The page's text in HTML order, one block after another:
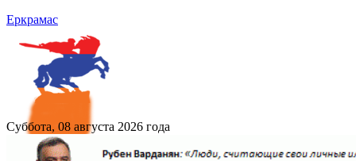
Еркрамас
Суббота, 08 августа 2026 года